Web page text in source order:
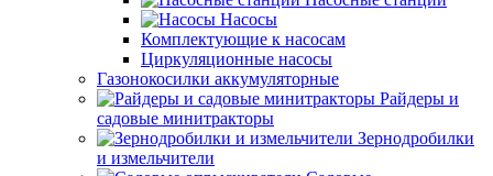
Насосы
Комплектующие к насосам
Циркуляционные насосы
Газонокосилки аккумуляторные
Райдеры и
садовые минитракторы
Зернодробилки
и измельчители